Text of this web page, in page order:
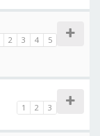
2 3 4 5
1 2 3